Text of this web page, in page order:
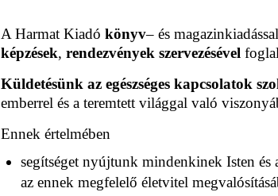
A Harmat Kiadó könyv– és
képzések, rendezvények szervezésével
Küldetésünk az egészséges kapcsolatok
emberrel és a teremtett világgal való
Ennek értelmében
segítséget nyújtunk mindenkinek Isten és
az ennek megfelelő életvitel